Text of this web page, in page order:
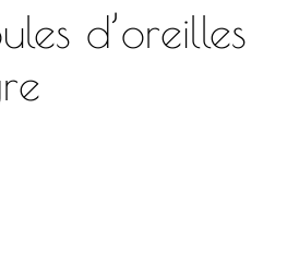
d’oreilles